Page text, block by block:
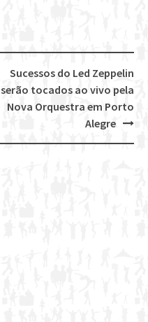
Sucessos do Led Zeppelin
serão tocados ao vivo pela
Nova Orquestra em Porto
Alegre